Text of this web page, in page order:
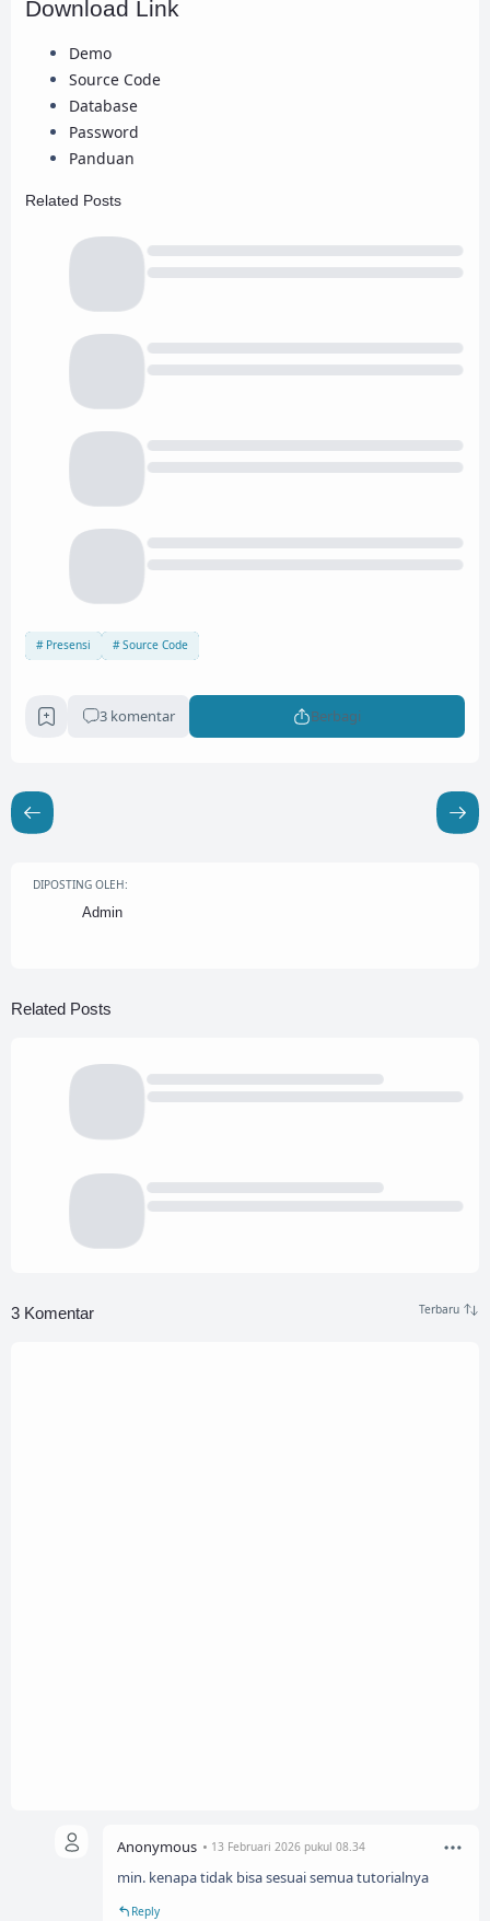
Download Link
Demo
Source Code
Database
Password
Panduan
Related Posts
Presensi Source Code
3 komentar Berbagi
DIPOSTING OLEH:
Admin
Related Posts
3 Komentar
Anonymous 13 Februari 2026 pukul 08.34
min. kenapa tidak bisa sesuai semua tutorialnya
Reply